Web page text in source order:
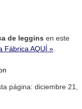
de leggins en este
Fábrica AQUÍ ».
página: diciembre 21,